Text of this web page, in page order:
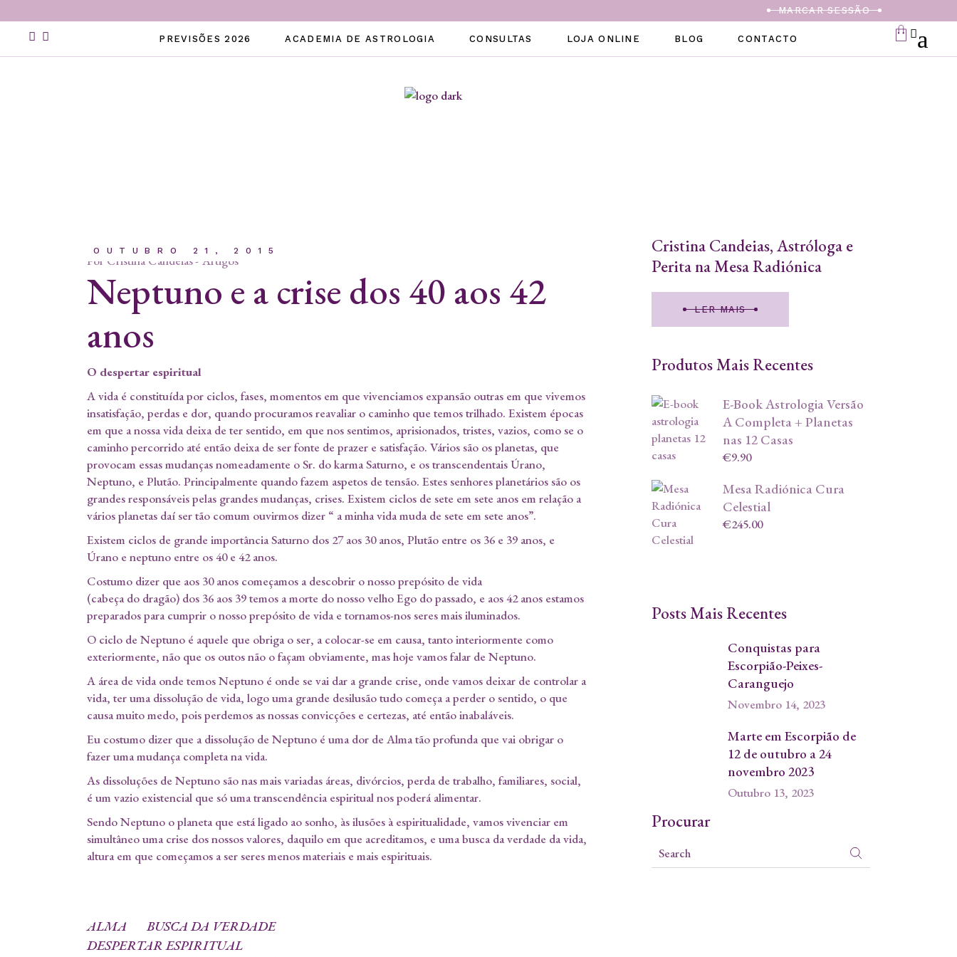
content
MARCAR SESSÃO
PREVISÕES 2026 ACADEMIA DE ASTROLOGIA CONSULTAS LOJA ONLINE BLOG CONTACTO
OUTUBRO 21, 2015
Por Cristina Candeias Artigos
Neptuno e a crise dos 40 aos 42
anos
O despertar espiritual
A vida é constituída por ciclos, fases, momentos em que vivenciamos expansão outras em que vivemos
insatisfação, perdas e dor, quando procuramos reavaliar o caminho que temos trilhado. Existem épocas
em que a nossa vida deixa de ter sentido, em que nos sentimos, aprisionados, tristes, vazios, como se o
caminho percorrido até então deixa de ser fonte de prazer e satisfação. Vários são os planetas, que
provocam essas mudanças nomeadamente o Sr. do karma Saturno, e os transcendentais Úrano,
Neptuno, e Plutão. Principalmente quando fazem aspetos de tensão. Estes senhores planetários são os
grandes responsáveis pelas grandes mudanças, crises. Existem ciclos de sete em sete anos em relação a
vários planetas daí ser tão comum ouvirmos dizer “ a minha vida muda de sete em sete anos”.
Existem ciclos de grande importância Saturno dos 27 aos 30 anos, Plutão entre os 36 e 39 anos, e
Úrano e neptuno entre os 40 e 42 anos.
Costumo dizer que aos 30 anos começamos a descobrir o nosso prepósito de vida
(cabeça do dragão) dos 36 aos 39 temos a morte do nosso velho Ego do passado, e aos 42 anos estamos
preparados para cumprir o nosso prepósito de vida e tornamos-nos seres mais iluminados.
O ciclo de Neptuno é aquele que obriga o ser, a colocar-se em causa, tanto interiormente como
exteriormente, não que os outos não o façam obviamente, mas hoje vamos falar de Neptuno.
A área de vida onde temos Neptuno é onde se vai dar a grande crise, onde vamos deixar de controlar a
vida, ter uma dissolução de vida, logo uma grande desilusão tudo começa a perder o sentido, o que
causa muito medo, pois perdemos as nossas convicções e certezas, até então inabaláveis.
Eu costumo dizer que a dissolução de Neptuno é uma dor de Alma tão profunda que vai obrigar o
fazer uma mudança completa na vida.
As dissoluções de Neptuno são nas mais variadas áreas, divórcios, perda de trabalho, familiares, social,
é um vazio existencial que só uma transcendência espiritual nos poderá alimentar.
Sendo Neptuno o planeta que está ligado ao sonho, às ilusões à espiritualidade, vamos vivenciar em
simultâneo uma crise dos nossos valores, daquilo em que acreditamos, e uma busca da verdade da vida,
altura em que começamos a ser seres menos materiais e mais espirituais.
ALMA
BUSCA DA VERDADE
DESPERTAR ESPIRITUAL
Cristina Candeias, Astróloga e
Perita na Mesa Radiónica
LER MAIS
Produtos Mais Recentes
E-Book Astrologia Versão
A Completa + Planetas
nas 12 Casas
€9.90
Mesa Radiónica Cura
Celestial
€245.00
Posts Mais Recentes
Conquistas para
Escorpião-Peixes-
Caranguejo
Novembro 14, 2023
Marte em Escorpião de
12 de outubro a 24
novembro 2023
Outubro 13, 2023
Procurar